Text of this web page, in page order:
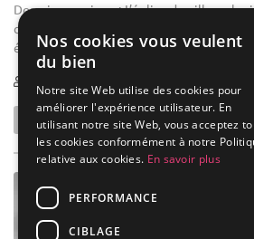
Domaine mariage : L’église du village, la
chant des oiseaux font de celui-ci un
évènements, tout en étant à 35 minutes
Nos cookies vous veulent
du bien
Notre site Web utilise des cookies pour
améliorer l'expérience utilisateur. En
utilisant notre site Web, vous acceptez
les cookies conformément à notre
relative aux cookies. En savoir plus
PERFORMANCE
CIBLAGE